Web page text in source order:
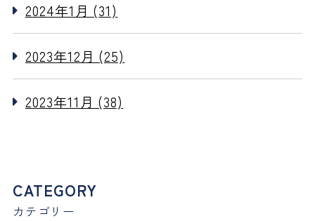
2024年1月 (31)
2023年12月 (25)
2023年11月 (38)
CATEGORY
カテゴリー